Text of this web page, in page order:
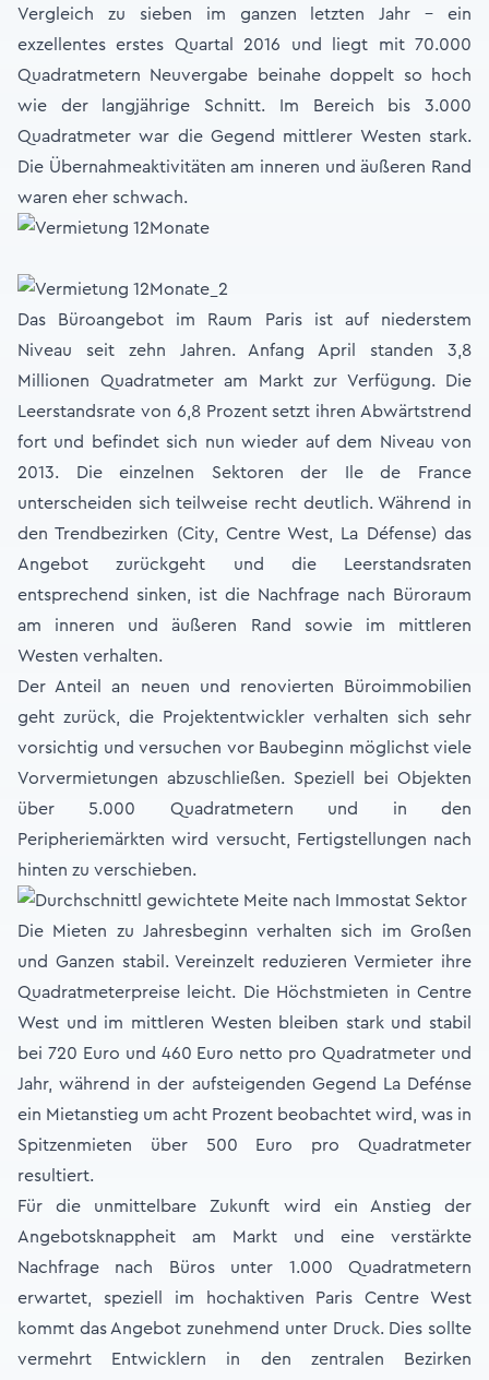
Vergleich zu sieben im ganzen letzten Jahr - ein
exzellentes erstes Quartal 2016 und liegt mit 70.000
Quadratmetern Neuvergabe beinahe doppelt so hoch
wie der langjährige Schnitt. Im Bereich bis 3.000
Quadratmeter war die Gegend mittlerer Westen stark.
Die Übernahmeaktivitäten am inneren und äußeren Rand
waren eher schwach.
Das Büroangebot im Raum Paris ist auf niederstem
Niveau seit zehn Jahren. Anfang April standen 3,8
Millionen Quadratmeter am Markt zur Verfügung. Die
Leerstandsrate von 6,8 Prozent setzt ihren Abwärtstrend
fort und befindet sich nun wieder auf dem Niveau von
2013. Die einzelnen Sektoren der Ile de France
unterscheiden sich teilweise recht deutlich. Während in
den Trendbezirken (City, Centre West, La Défense) das
Angebot zurückgeht und die Leerstandsraten
entsprechend sinken, ist die Nachfrage nach Büroraum
am inneren und äußeren Rand sowie im mittleren
Westen verhalten.
Der Anteil an neuen und renovierten Büroimmobilien
geht zurück, die Projektentwickler verhalten sich sehr
vorsichtig und versuchen vor Baubeginn möglichst viele
Vorvermietungen abzuschließen. Speziell bei Objekten
über 5.000 Quadratmetern und in den
Peripheriemärkten wird versucht, Fertigstellungen nach
hinten zu verschieben.
Die Mieten zu Jahresbeginn verhalten sich im Großen
und Ganzen stabil. Vereinzelt reduzieren Vermieter ihre
Quadratmeterpreise leicht. Die Höchstmieten in Centre
West und im mittleren Westen bleiben stark und stabil
bei 720 Euro und 460 Euro netto pro Quadratmeter und
Jahr, während in der aufsteigenden Gegend La Defénse
ein Mietanstieg um acht Prozent beobachtet wird, was in
Spitzenmieten über 500 Euro pro Quadratmeter
resultiert.
Für die unmittelbare Zukunft wird ein Anstieg der
Angebotsknappheit am Markt und eine verstärkte
Nachfrage nach Büros unter 1.000 Quadratmetern
erwartet, speziell im hochaktiven Paris Centre West
kommt das Angebot zunehmend unter Druck. Dies sollte
vermehrt Entwicklern in den zentralen Bezirken